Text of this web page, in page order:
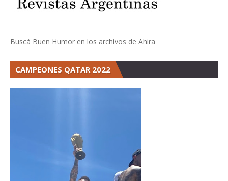
Buscá Buen Humor en los archivos de Ahira
CAMPEONES QATAR 2022